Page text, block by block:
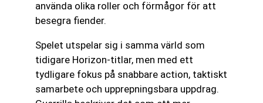
använda olika roller och förmågor för att
besegra fiender.
Spelet utspelar sig i samma värld som
tidigare Horizon-titlar, men med ett
tydligare fokus på snabbare action, taktiskt
samarbete och upprepningsbara uppdrag.